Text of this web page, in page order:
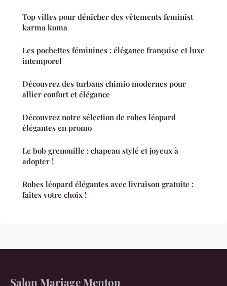
Top villes pour dénicher des vêtements feminist
karma koma
Les pochettes féminines : élégance française et luxe
intemporel
Découvrez des turbans chimio modernes pour
allier confort et élégance
Découvrez notre sélection de robes léopard
élégantes en promo
Le bob grenouille : chapeau stylé et joyeux à
adopter !
Robes léopard élégantes avec livraison gratuite :
faites votre choix !
Salon Mariage Menton